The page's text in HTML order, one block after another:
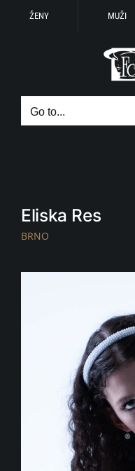
ŽENY MUŽI
Go to...
Eliska Res
BRNO